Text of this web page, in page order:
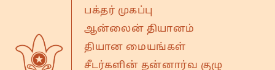
பக்தர் முகப்பு
ஆன்லைன் தியானம்
தியான மையங்கள்
சீடர்களின் தன்னார்வ குழு